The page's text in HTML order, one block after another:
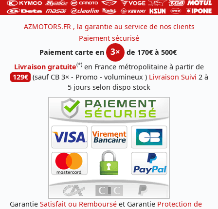
AZMOTORS.FR , la garantie au service de nos clients
Paiement sécurisé
Paiement carte en
3×
de 170€ à 500€
Livraison gratuite(*) en France métropolitaine à partir de
129€ (sauf CB 3× - Promo - volumineux ) Livraison Suivi 2 à
5 jours selon dispo stock
Garantie Satisfait ou Remboursé et Garantie Protection de